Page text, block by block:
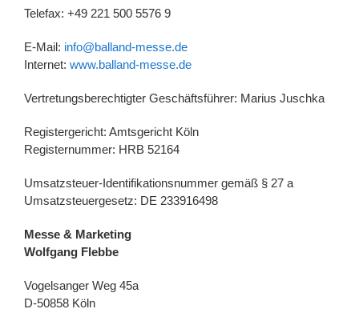
Telefax: +49 221 500 5576 9
E-Mail: info@balland-messe.de
Internet: www.balland-messe.de
Vertretungsberechtigter Geschäftsführer: Marius Juschka
Registergericht: Amtsgericht Köln
Registernummer: HRB 52164
Umsatzsteuer-Identifikationsnummer gemäß § 27 a
Umsatzsteuergesetz: DE 233916498
Messe & Marketing
Wolfgang Flebbe
Vogelsanger Weg 45a
D-50858 Köln